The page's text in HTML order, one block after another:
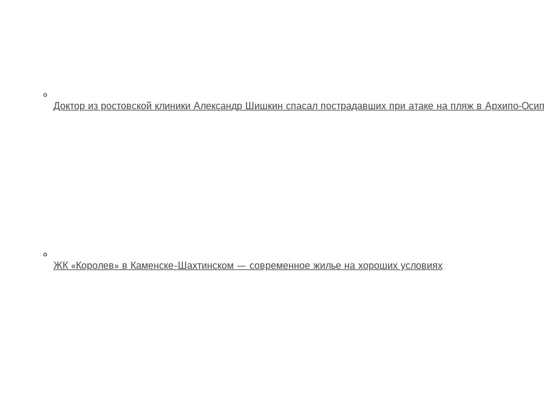
Доктор из ростовской клиники Александр Шишкин спасал пострадавших при атаке на пляж в
ЖК «Королев» в Каменске-Шахтинском — современное жилье на хороших условиях